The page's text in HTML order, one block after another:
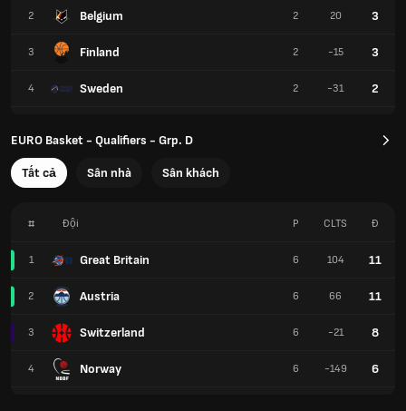
2 Belgium
3 Finland
4 Sweden
2 20 3
2 -15 3
2 -31 2
EURO Basket - Qualifiers - Grp. D
Tất cả Sân nhà Sân khách
# Đội
1 Great Britain
2 Austria
3 Switzerland
4 Norway
P CLTS Đ
6 104 11
6 66 11
6 -21 8
6 -149 6